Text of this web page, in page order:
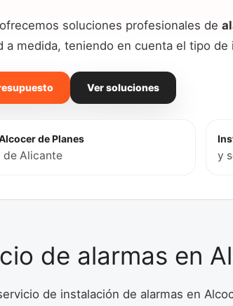
soluciones profesionales de
a medida, teniendo en cuenta el tipo
Ver soluciones
de Planes
de Alicante y
de alarmas en
de instalación de alarmas en